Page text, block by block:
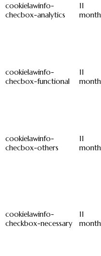
cookielawinfo-
checbox-analytics
11
cookielawinfo-
checbox-functional
11
cookielawinfo-
checbox-others
11
cookielawinfo-
checkbox-necessary
11